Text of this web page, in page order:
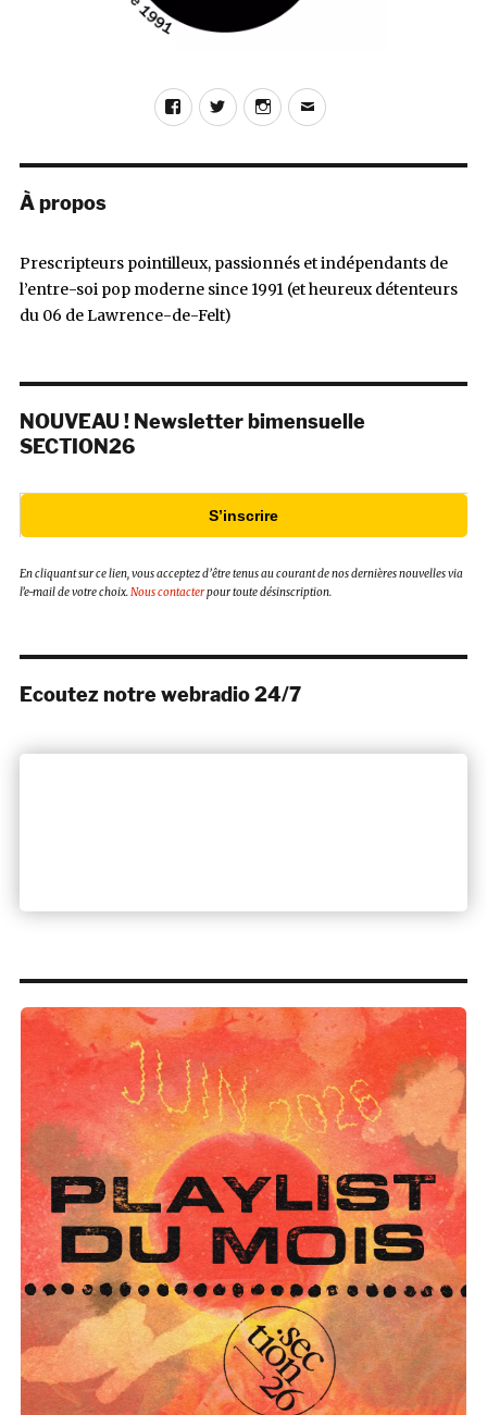
FacebookTwitterInstagram
E-
À propos
Prescripteurs pointilleux, passionnés et indépendants de
l’entre-soi pop moderne since 1991 (et heureux détenteurs
du 06 de Lawrence-de-Felt)
NOUVEAU ! Newsletter bimensuelle
SECTION26
S’inscrire
En cliquant sur ce lien, vous acceptez d’être tenus au courant de nos dernières nouvelles via
l’e-mail de votre choix.Nous contacterpour toute désinscription.
Ecoutez notre webradio 24/7